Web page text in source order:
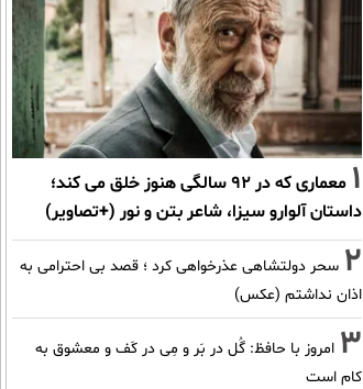
1
معماری که در 92 سالگی هنوز خلق می کند؛
داستان آلوارو سیزا، شاعر بتن و نور (+تصاویر)
2 سحر دولتشاهی عذرخواهی کرد ؛ قصد بی احترامی به
اذان نداشتم (عکس)
3 امروز با حافظ: گُل در بَر و مِی در کَف و معشوق به
کام است